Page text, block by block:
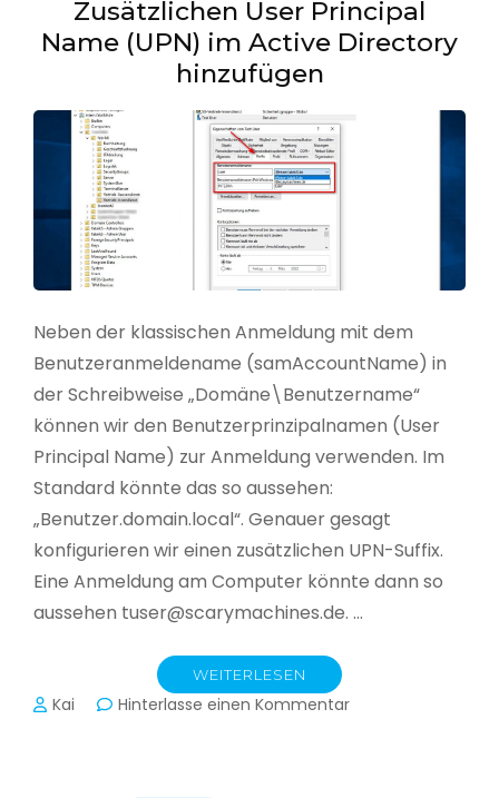
Zusätzlichen User Principal
Name (UPN) im Active Directory
hinzufügen
Neben der klassischen Anmeldung mit dem
Benutzeranmeldename (samAccountName) in
der Schreibweise „Domäne\Benutzername“
können wir den Benutzerprinzipalnamen (User
Principal Name) zur Anmeldung verwenden. Im
Standard könnte das so aussehen:
„Benutzer.domain.local“. Genauer gesagt
konfigurieren wir einen zusätzlichen UPN-Suffix.
Eine Anmeldung am Computer könnte dann so
aussehen tuser@scarymachines.de. …
WEITERLESEN
Kai Hinterlasse einen Kommentarzu